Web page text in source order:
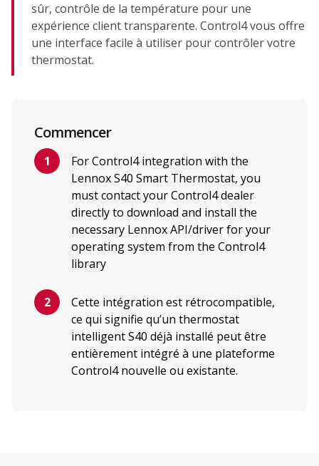
sûr, contrôle de la température pour une
expérience client transparente. Control4 vous offre
une interface facile à utiliser pour contrôler votre
thermostat.
Commencer
For Control4 integration with the
Lennox S40 Smart Thermostat, you
must contact your Control4 dealer
directly to download and install the
necessary Lennox API/driver for your
operating system from the Control4
library
Cette intégration est rétrocompatible,
ce qui signifie qu’un thermostat
intelligent S40 déjà installé peut être
entièrement intégré à une plateforme
Control4 nouvelle ou existante.